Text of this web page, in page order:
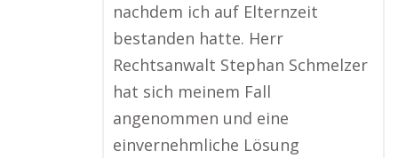
nachdem ich auf Elternzeit
bestanden hatte. Herr
Rechtsanwalt Stephan Schmelzer
hat sich meinem Fall
angenommen und eine
einvernehmliche Lösung